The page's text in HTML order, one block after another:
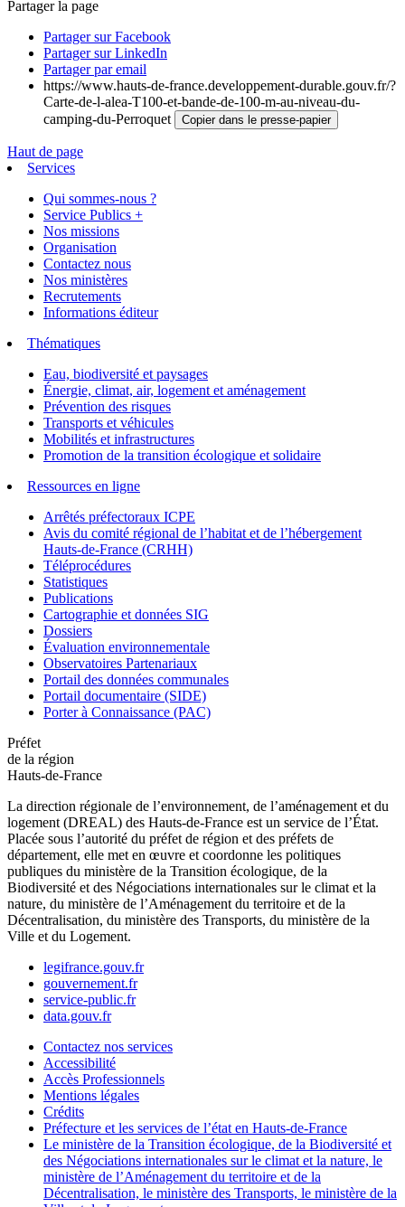
Partager la page
Partager sur Facebook
Partager sur LinkedIn
Partager par email
https://www.hauts-de-france.developpement-durable.gouv.fr/?
Carte-de-l-alea-T100-et-bande-de-100-m-au-niveau-du-
camping-du-Perroquet
Copier dans le presse-papier
Haut de page
Services
Qui sommes-nous ?
Service Publics +
Nos missions
Organisation
Contactez nous
Nos ministères
Recrutements
Informations éditeur
Thématiques
Eau, biodiversité et paysages
Énergie, climat, air, logement et aménagement
Prévention des risques
Transports et véhicules
Mobilités et infrastructures
Promotion de la transition écologique et solidaire
Ressources en ligne
Arrêtés préfectoraux ICPE
Avis du comité régional de l’habitat et de l’hébergement
Hauts-de-France (CRHH)
Téléprocédures
Statistiques
Publications
Cartographie et données SIG
Dossiers
Évaluation environnementale
Observatoires Partenariaux
Portail des données communales
Portail documentaire (SIDE)
Porter à Connaissance (PAC)
Préfet
de la région
Hauts-de-France
La direction régionale de l’environnement, de l’aménagement et du
logement (DREAL) des Hauts-de-France est un service de l’État.
Placée sous l’autorité du préfet de région et des préfets de
département, elle met en œuvre et coordonne les politiques
publiques du ministère de la Transition écologique, de la
Biodiversité et des Négociations internationales sur le climat et la
nature, du ministère de l’Aménagement du territoire et de la
Décentralisation, du ministère des Transports, du ministère de la
Ville et du Logement.
legifrance.gouv.fr
gouvernement.fr
service-public.fr
data.gouv.fr
Contactez nos services
Accessibilité
Accès Professionnels
Mentions légales
Crédits
Préfecture et les services de l’état en Hauts-de-France
Le ministère de la Transition écologique, de la Biodiversité et
des Négociations internationales sur le climat et la nature, le
ministère de l’Aménagement du territoire et de la
Décentralisation, le ministère des Transports, le ministère de la